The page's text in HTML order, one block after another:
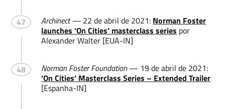
47 Archinect — 22 de abril de 2021: Norman Foster
launches ‘On Cities’ masterclass series por
Alexander Walter [EUA-IN]
48 Norman Foster Foundation— 19 de abril de 2021:
‘On Cities’ Masterclass Series – Extended Trailer
[Espanha-IN]